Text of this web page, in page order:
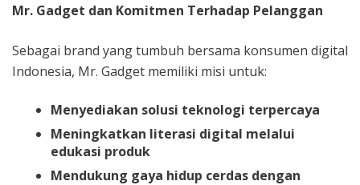
Mr. Gadget dan Komitmen Terhadap Pelanggan
Sebagai brand yang tumbuh bersama konsumen digital
Indonesia, Mr. Gadget memiliki misi untuk:
Menyediakan solusi teknologi terpercaya
Meningkatkan literasi digital melalui
edukasi produk
Mendukung gaya hidup cerdas dengan